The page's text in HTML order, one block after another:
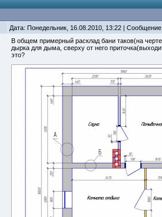
Дата: Понедельник, 16.08.2010, 13:22 |
В общем примерный расклад бани таков(на
дырка для дыма, сверху от него
это?